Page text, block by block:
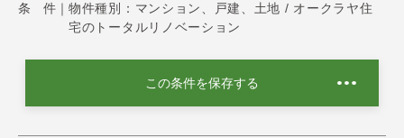
条 件｜ 物件種別：マンション、戸建、土地 / オークラヤ住
宅のトータルリノベーション
この条件を保存する